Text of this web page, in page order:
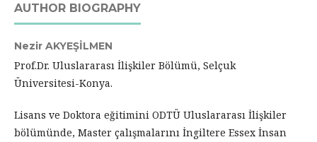
AUTHOR BIOGRAPHY
Nezir AKYEŞİLMEN
Prof.Dr. Uluslararası İlişkiler Bölümü, Selçuk
Üniversitesi-Konya.
Lisans ve Doktora eğitimini ODTÜ Uluslararası İlişkiler
bölümünde, Master çalışmalarını İngiltere Essex İnsan